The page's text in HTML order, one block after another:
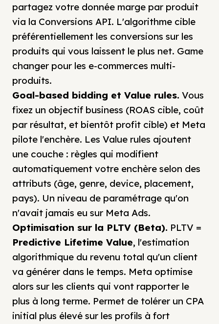
partagez votre donnée marge par produit
via la Conversions API. L'algorithme cible
préférentiellement les conversions sur les
produits qui vous laissent le plus net. Game
changer pour les e-commerces multi-
produits.
Goal-based bidding et Value rules. Vous
fixez un objectif business (ROAS cible, coût
par résultat, et bientôt profit cible) et Meta
pilote l'enchère. Les Value rules ajoutent
une couche : règles qui modifient
automatiquement votre enchère selon des
attributs (âge, genre, device, placement,
pays). Un niveau de paramétrage qu'on
n'avait jamais eu sur Meta Ads.
Optimisation sur la PLTV (Beta). PLTV =
Predictive Lifetime Value, l'estimation
algorithmique du revenu total qu'un client
va générer dans le temps. Meta optimise
alors sur les clients qui vont rapporter le
plus à long terme. Permet de tolérer un CPA
initial plus élevé sur les profils à fort